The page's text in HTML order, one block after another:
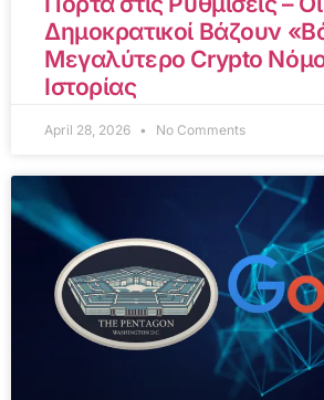
Δημοκρατικοί Βάζουν
Μεγαλύτερο Crypto
Ιστορίας
April 28, 2026 No Comments